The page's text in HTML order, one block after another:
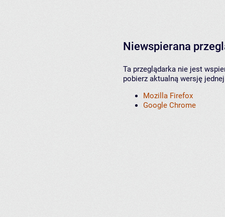
Niewspierana
Ta przeglądarka nie jest
pobierz aktualną wersję
Mozilla Firefox
Google Chrome